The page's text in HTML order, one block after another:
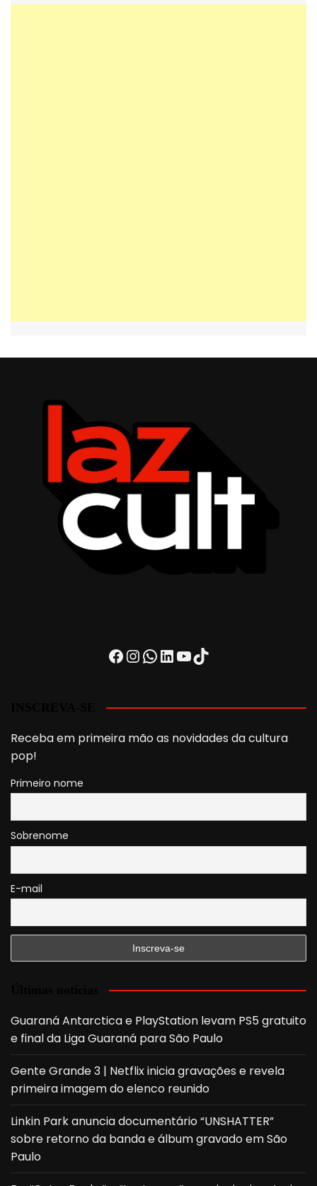
Facebook
Instagram
WhatsApp
LinkedIn
Youtube
TikTok
Receba em primeira mão as novidades da cultura
pop!
Primeiro nome
Sobrenome
E-mail
Guaraná Antarctica e PlayStation levam PS5 gratuito
e final da Liga Guaraná para São Paulo
Gente Grande 3 | Netflix inicia gravações e revela
primeira imagem do elenco reunido
Linkin Park anuncia documentário “UNSHATTER”
sobre retorno da banda e álbum gravado em São
Paulo